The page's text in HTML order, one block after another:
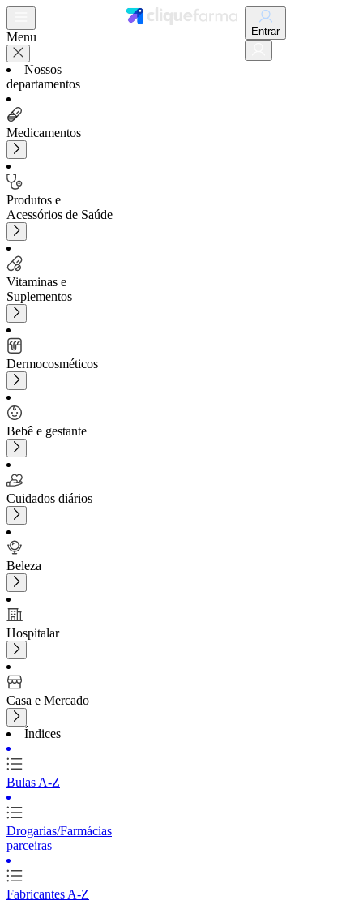
Menu
Nossos
departamentos
Medicamentos
Produtos e
Acessórios de Saúde
Vitaminas e
Suplementos
Dermocosméticos
Bebê e gestante
Cuidados diários
Beleza
Hospitalar
Casa e Mercado
Índices
Bulas A-Z
Drogarias/Farmácias
parceiras
Fabricantes A-Z
Entrar